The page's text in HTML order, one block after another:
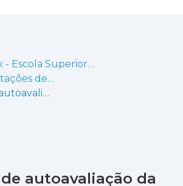
ESELx - Escola Superior de Educação de Lisboa
ESELx - Dissertações de Mestrado
Processos de autoavaliação da aprendizagem durante o tempo de estudo autónomo
autoavaliação da